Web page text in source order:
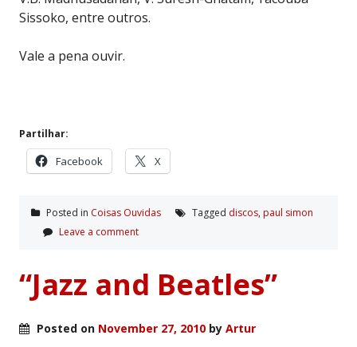
Sissoko, entre outros.
Vale a pena ouvir.
Partilhar:
Facebook X
Posted in Coisas Ouvidas Tagged discos, paul simon
Leave a comment
“Jazz and Beatles”
Posted on November 27, 2010 by Artur